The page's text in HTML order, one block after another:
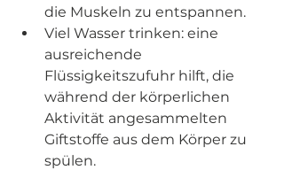
die Muskeln zu entspannen.
Viel Wasser trinken: eine
ausreichende
Flüssigkeitszufuhr hilft, die
während der körperlichen
Aktivität angesammelten
Giftstoffe aus dem Körper zu
spülen.